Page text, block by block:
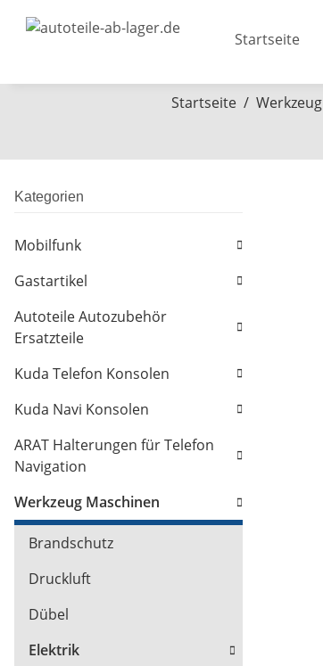
Startseite
Startseite
Kategorien
Mobilfunk
Gastartikel
Autoteile Autozubehör
Ersatzteile
Kuda Telefon Konsolen
Kuda Navi Konsolen
ARAT Halterungen für Telefon
Navigation
Werkzeug Maschinen
Brandschutz
Druckluft
Dübel
Elektrik